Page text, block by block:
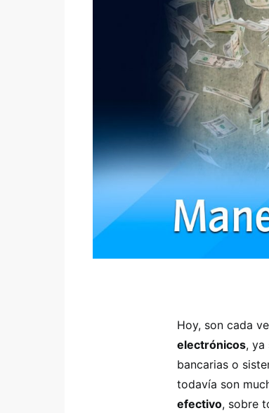
Hoy, son cada
electrónicos, ya
bancarias o
todavía son
efectivo, sobre